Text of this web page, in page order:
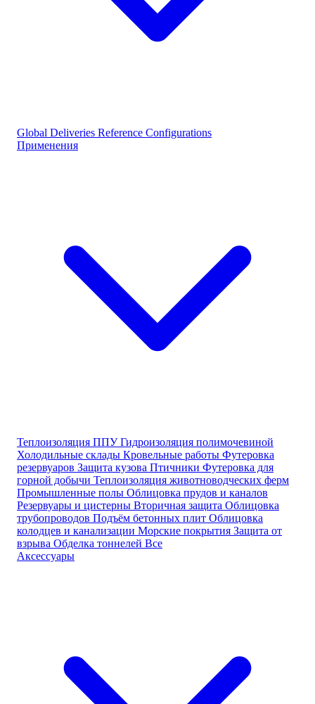
Global Deliveries Reference Configurations
Применения
Теплоизоляция ППУГидроизоляция полимочевиной
Холодильные склады Кровельные работы Футеровка
резервуаров Защита кузова Птичники Футеровка для
горной добычи Теплоизоляция животноводческих ферм
Промышленные полы Облицовка прудов и каналов
Резервуары и цистерны Вторичная защита Облицовка
трубопроводов Подъём бетонных плит Облицовка
колодцев и канализации Морские покрытия Защита от
взрыва Обделка тоннелей Все
Аксессуары